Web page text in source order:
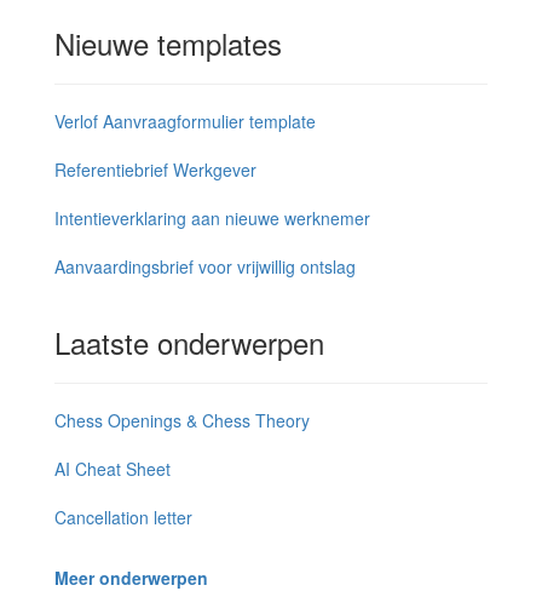
Nieuwe templates
Verlof Aanvraagformulier template
Referentiebrief Werkgever
Intentieverklaring aan nieuwe werknemer
Aanvaardingsbrief voor vrijwillig ontslag
Laatste onderwerpen
Chess Openings & Chess Theory
AI Cheat Sheet
Cancellation letter
Meer onderwerpen